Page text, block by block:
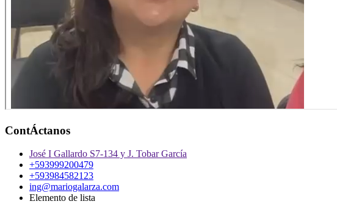
ContÁctanos
José I Gallardo S7-134 y J. Tobar García
+593999200479
+593984582123
ing@mariogalarza.com
Elemento de lista